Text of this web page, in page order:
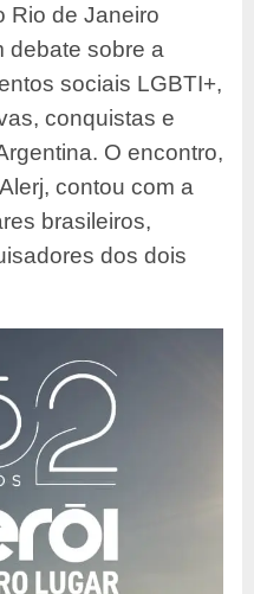
Rio de Janeiro
debate sobre a
sociais LGBTI+,
conquistas e
O encontro,
contou com a
brasileiros,
dos dois